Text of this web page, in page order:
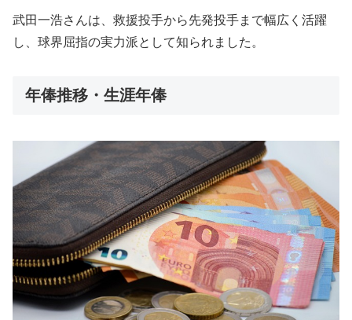
武田一浩さんは、救援投手から先発投手まで幅広く活躍
し、球界屈指の実力派として知られました。
年俸推移・生涯年俸